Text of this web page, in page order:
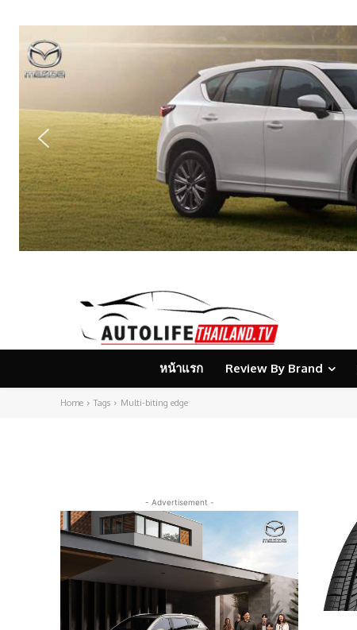
หน้าแรก Review By Brand
Home Tags Multi-biting edge
- Advertisement -